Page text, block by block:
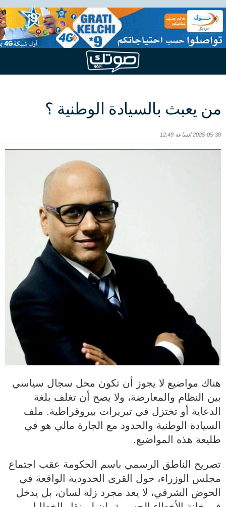
من يعبث بالسيادة الوطنية ؟
2025-05-30 الساعة 12:49
هناك مواضيع لا يجوز أن تكون محل سجال سياسي
بين النظام والمعارضة، ولا يصح أن تغلف بلغة
الدعاية أو تختزل في تبريرات بيروقراطية. ملف
السيادة الوطنية والحدود مع الجارة مالي هو في
طليعة هذه المواضيع.
تصريح الناطق الرسمي باسم الحكومة عقب اجتماع
مجلس الوزراء، حول القرى الحدودية الواقعة في
الحوض الشرقي، لا يعد مجرد زلة لسان، بل يدخل